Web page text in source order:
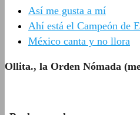
Así me gusta a mí
Ahí está el Campeón de
México canta y no llora
Ollita., la Orden Nómada